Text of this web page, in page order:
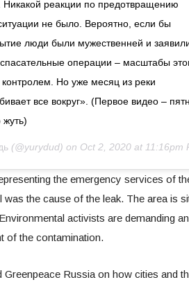
реакции по предотвращению
не было. Вероятно, если бы
люди были мужественней и
операции – масштабы
Но уже месяц из реки
все вокруг». (Первое видео –
жуть)
(@yurydud) on Oct 2, 2020 at 11:16pm
the emergency services of
the cause of the leak. The area is
activists are demanding
of the contamination.
Greenpeace Russia on how cities and